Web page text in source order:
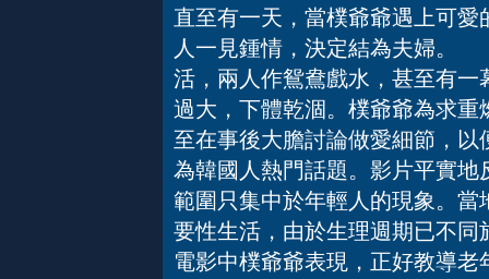
直至有一天，當樸爺爺遇上可
人一見鍾情，決定結為夫婦。
活，兩人作鴛鴦戲水，甚至有
過大，下體乾涸。樸爺爺為求
至在事後大膽討論做愛細節，
為韓國人熱門話題。影片平實
範圍只集中於年輕人的現象。
要性生活，由於生理週期已不
電影中樸爺爺表現，正好教導